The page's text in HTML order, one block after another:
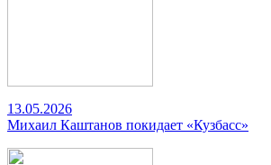
13.05.2026
Михаил Каштанов покидает «Кузбасс»